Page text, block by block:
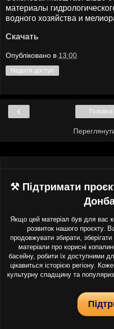
материалы
водного хозяйства и
Скачать
Опубліковано в 13:00
Надати доступ
‹ Головна
⚒ Підтримати
Якщо цей матеріал був для вас
розвиток нашого проєкту.
продовжувати збирати, зберігати
матеріали про корисні
басейну, робити їх доступними
цікавиться історією регіону.
культурну спадщину та